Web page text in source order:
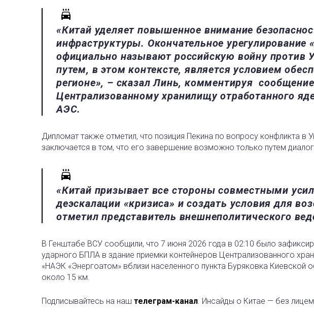
«Китай уделяет повышенное внимание
инфраструктуры. Окончательное урегулирование
официально называют российскую войну против
путем, в этом контексте, является условием
регионе», – сказал Линь, комментируя
Централизованному хранилищу отработанного
АЭС.
Дипломат также отметил, что позиция Пекина по вопросу конфликта в
заключается в том, что его завершение возможно только путем
«Китай призывает все стороны совместными
деэскалации «кризиса» и создать условия для
отметил представитель внешнеполитического
В Генштабе ВСУ сообщили, что 7 июня 2026 года в 02:10 было
ударного БПЛА в здание приемки контейнеров Централизованного
«НАЭК «Энергоатом» вблизи населенного пункта Буряковка Киевской
около 15 км.
Подписывайтесь на наш телеграм-канал. Инсайды о Китае — без